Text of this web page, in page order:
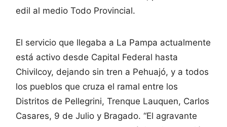
edil al medio Todo Provincial.
El servicio que llegaba a La Pampa actualmente
está activo desde Capital Federal hasta
Chivilcoy, dejando sin tren a Pehuajó, y a todos
los pueblos que cruza el ramal entre los
Distritos de Pellegrini, Trenque Lauquen, Carlos
Casares, 9 de Julio y Bragado. “El agravante